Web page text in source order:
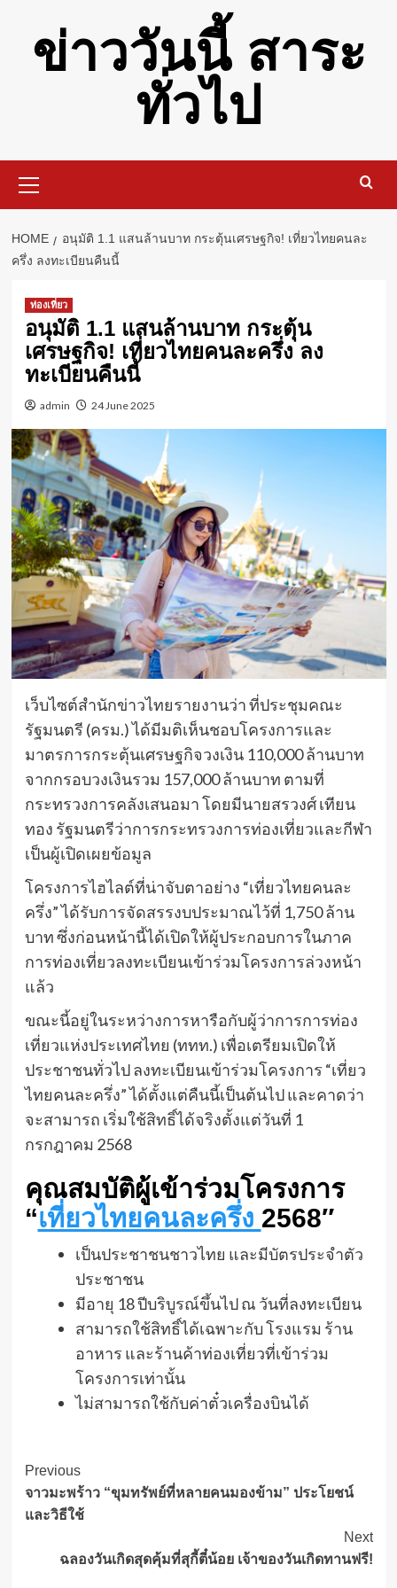
contentข่าววันนี้ สาระ
ทั่วไป
Menu
HOME
อนุมัติ 1.1 แสนล้านบาท กระตุ้นเศรษฐกิจ! เที่ยวไทยคนละ
ครึ่ง ลงทะเบียนคืนนี้
ท่องเที่ยว
อนุมัติ 1.1 แสนล้านบาท กระตุ้น
เศรษฐกิจ! เที่ยวไทยคนละครึ่ง ลง
ทะเบียนคืนนี้
admin 24 June 2025
เว็บไซต์สำนักข่าวไทยรายงานว่า ที่ประชุมคณะ
รัฐมนตรี (ครม.) ได้มีมติเห็นชอบโครงการและ
มาตรการกระตุ้นเศรษฐกิจวงเงิน 110,000 ล้านบาท
จากกรอบวงเงินรวม 157,000 ล้านบาท ตามที่
กระทรวงการคลังเสนอมา โดยมีนายสรวงศ์ เทียน
ทอง รัฐมนตรีว่าการกระทรวงการท่องเที่ยวและกีฬา
เป็นผู้เปิดเผยข้อมูล
โครงการไฮไลต์ที่น่าจับตาอย่าง “เที่ยวไทยคนละ
ครึ่ง” ได้รับการจัดสรรงบประมาณไว้ที่ 1,750 ล้าน
บาท ซึ่งก่อนหน้านี้ได้เปิดให้ผู้ประกอบการในภาค
การท่องเที่ยวลงทะเบียนเข้าร่วมโครงการล่วงหน้า
แล้ว
ขณะนี้อยู่ในระหว่างการหารือกับผู้ว่าการการท่อง
เที่ยวแห่งประเทศไทย (ททท.) เพื่อเตรียมเปิดให้
ประชาชนทั่วไป ลงทะเบียนเข้าร่วมโครงการ “เที่ยว
ไทยคนละครึ่ง” ได้ตั้งแต่คืนนี้เป็นต้นไป และคาดว่า
จะสามารถ เริ่มใช้สิทธิ์ได้จริงตั้งแต่วันที่ 1
กรกฎาคม 2568
คุณสมบัติผู้เข้าร่วมโครงการ
“เที่ยวไทยคนละครึ่ง 2568″
เป็นประชาชนชาวไทย และมีบัตรประจำตัว
ประชาชน
มีอายุ 18 ปีบริบูรณ์ขึ้นไป ณ วันที่ลงทะเบียน
สามารถใช้สิทธิ์ได้เฉพาะกับ โรงแรม ร้าน
อาหาร และร้านค้าท่องเที่ยวที่เข้าร่วม
โครงการเท่านั้น
ไม่สามารถใช้กับค่าตั๋วเครื่องบินได้
Post
Navigation
Previous
จาวมะพร้าว “ขุมทรัพย์ที่หลายคนมองข้าม” ประโยชน์
และวิธีใช้
Next
ฉลองวันเกิดสุดคุ้มที่สุกี้ตี๋น้อย เจ้าของวันเกิดทานฟรี!